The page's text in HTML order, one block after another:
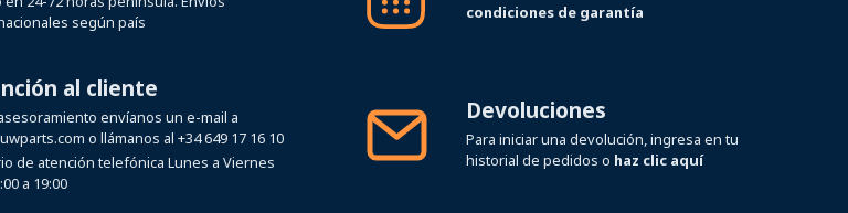
envíanos un e-mail a
o llámanos al
de atención telefónica Lunes a Viernes
a 19:00
Para iniciar una devolución, ingresa en tu
historial de pedidos o